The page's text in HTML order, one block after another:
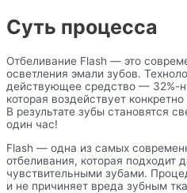
Суть процесса
Отбеливание Flash — это
осветления эмали зубов.
действующее средство — 32%-
которая воздействует
В результате зубы становятся
один час!
Flash — одна из самых
отбеливания, которая подходит
чувствительными зубами.
и не причиняет вреда зубным